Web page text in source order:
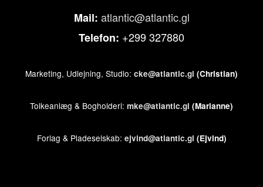
Mail: atlantic@atlantic.gl
Telefon: +299 327880
Marketing, Udlejning, Studio: cke@atlantic.gl (Christian)
Tolkeanlæg & Bogholderi: mke@atlantic.gl (Marianne)
Forlag & Pladeselskab: ejvind@atlantic.gl (Ejvind)